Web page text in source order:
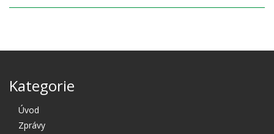
Kategorie
Úvod
Zprávy